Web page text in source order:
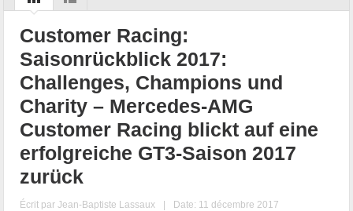
Customer Racing:
Saisonrückblick 2017:
Challenges, Champions und
Charity – Mercedes-AMG
Customer Racing blickt auf eine
erfolgreiche GT3-Saison 2017
zurück
Écrit parJean-Baptiste Lassaux | Date: 11 décembre 2017